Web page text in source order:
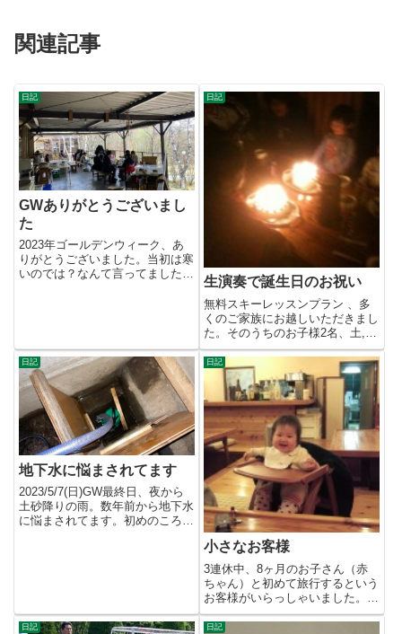
関連記事
日記
GWありがとうございまし
た
2023年ゴールデンウィーク、あ
りがとうございました。当初は寒
いのでは？なんて言ってました
日記
生演奏で誕生日のお祝い
無料スキーレッスンプラン 、多
くのご家族にお越しいただきまし
た。そのうちのお子様2名、土,日
が誕生日とのこと。バースデー...
日記
地下水に悩まされてます
2023/5/7(日)GW最終日、夜から
土砂降りの雨。数年前から地下水
に悩まされてます。初めのころ
日記
小さなお客様
3連休中、8ヶ月のお子さん（赤
ちゃん）と初めて旅行するという
お客様がいらっしゃいました。初
めての外泊？ということで、い
ろ...
日記 日記